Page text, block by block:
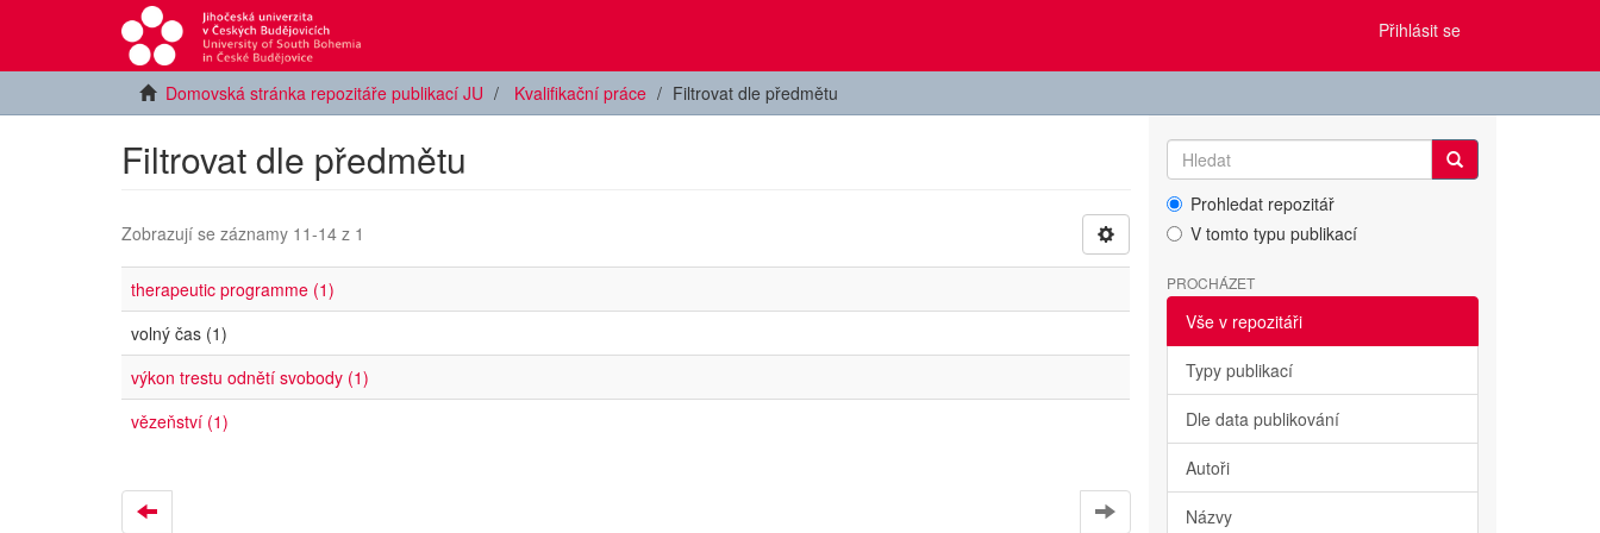
Přihlásit se
Domovská stránka repozitáře publikací JU Kvalifikační práce Filtrovat dle předmětu
Filtrovat dle předmětu
Zobrazují se záznamy 11-14 z 1
therapeutic programme (1)
volný čas (1)
výkon trestu odnětí svobody (1)
vězeňství (1)
Prohledat repozitář
V tomto typu publikací
PROCHÁZET
Vše v repozitáři
Typy publikací
Dle data publikování
Autoři
Názvy